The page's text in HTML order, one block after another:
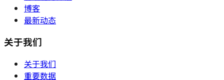
博客
最新动态
关于我们
关于我们
重要数据